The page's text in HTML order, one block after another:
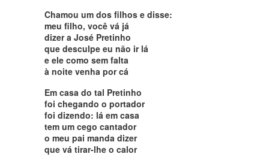
Chamou um dos filhos e disse:
meu filho, você vá já
dizer a José Pretinho
que desculpe eu não ir lá
e ele como sem falta
à noite venha por cá
Em casa do tal Pretinho
foi chegando o portador
foi dizendo: lá em casa
tem um cego cantador
o meu pai manda dizer
que vá tirar-lhe o calor